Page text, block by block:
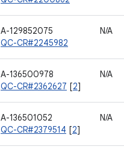
A-129852075
QC-CR#2245982
N/A
A-136500978
QC-CR#2362627 [2]
N/A
A-136501052
QC-CR#2379514 [2]
N/A